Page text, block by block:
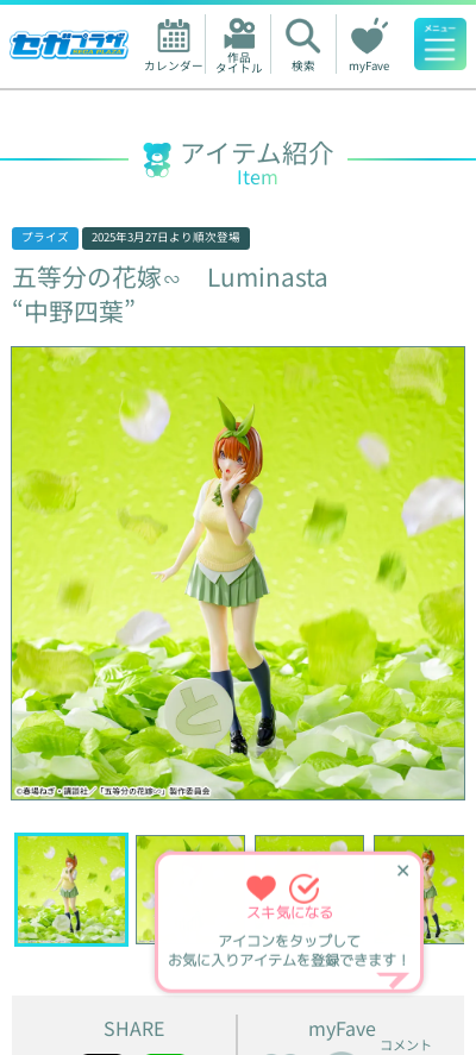
カレンダー 作品
タイトル 検索 myFave
人気ワード
アイテム紹介
Item
プライズ 2025年3月27日 より順次登場
五等分の花嫁∽
Luminasta
“中野四葉”
✕
スキ気になる
アイコンをタップして
お気に入りアイテムを登録できます！
SHARE myFave
コメント